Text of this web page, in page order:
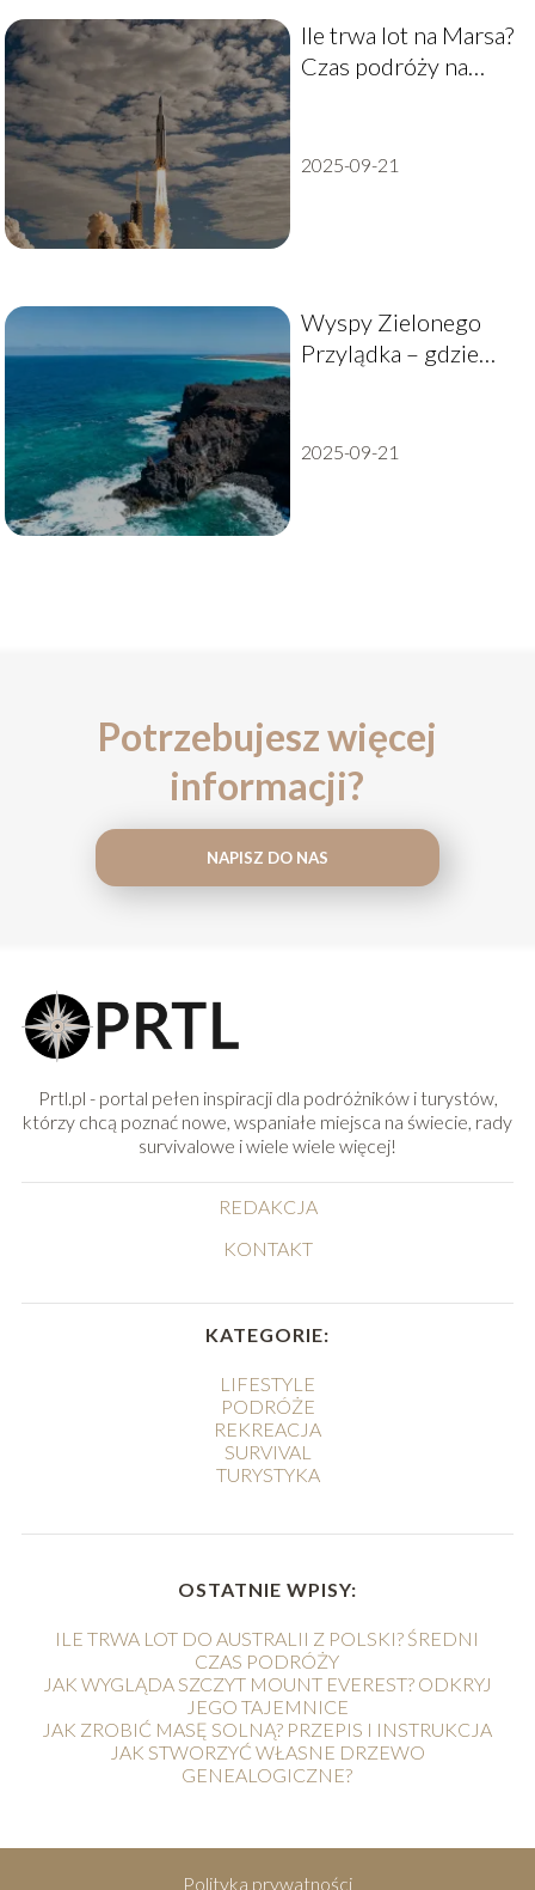
Ile trwa lot na Marsa?
Czas podróży na
2025-09-21
Wyspy Zielonego
Przylądka – gdzie
2025-09-21
Potrzebujesz więcej
informacji?
NAPISZ DO NAS
Prtl.pl - portal pełen inspiracji dla podróżników i turystów,
którzy chcą poznać nowe, wspaniałe miejsca na świecie, rady
survivalowe i wiele wiele więcej!
REDAKCJA
KONTAKT
KATEGORIE:
LIFESTYLE
PODRÓŻE
REKREACJA
SURVIVAL
TURYSTYKA
OSTATNIE WPISY:
ILE TRWA LOT DO AUSTRALII Z POLSKI? ŚREDNI
CZAS PODRÓŻY
JAK WYGLĄDA SZCZYT MOUNT EVEREST? ODKRYJ
JEGO TAJEMNICE
JAK ZROBIĆ MASĘ SOLNĄ? PRZEPIS I INSTRUKCJA
JAK STWORZYĆ WŁASNE DRZEWO
GENEALOGICZNE?
Polityka prywatności